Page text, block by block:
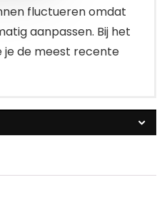
fluctueren omdat
aanpassen. Bij het
je de meest recente